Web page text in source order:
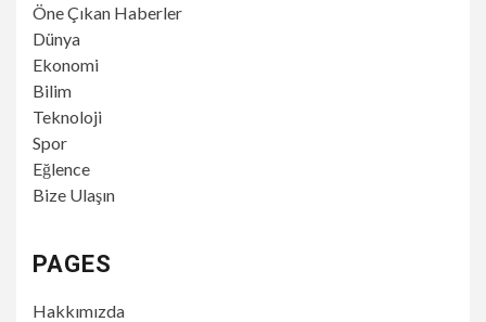
Öne Çıkan Haberler
Dünya
Ekonomi
Bilim
Teknoloji
Spor
Eğlence
Bize Ulaşın
PAGES
Hakkımızda